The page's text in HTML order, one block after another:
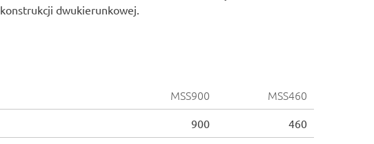
dwukierunkowej.
MSS900
MSS460
900 460